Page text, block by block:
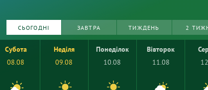
СЬОГОДНІ ЗАВТРА ТИЖДЕНЬ 2
Субота
08.08
Неділя
09.08
Понеділок
10.08
Вівторок
11.08